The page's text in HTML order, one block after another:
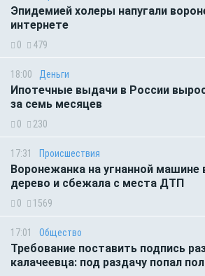
Эпидемией холеры напугали
интернете
0 479
18:00 Деньги
Ипотечные выдачи в России
за семь месяцев
0 230
17:31 Происшествия
Воронежанка на угнанной машине
дерево и сбежала с места ДТП
0 1569
17:01 Общество
Требование поставить подпись
калачеевца: под раздачу попал